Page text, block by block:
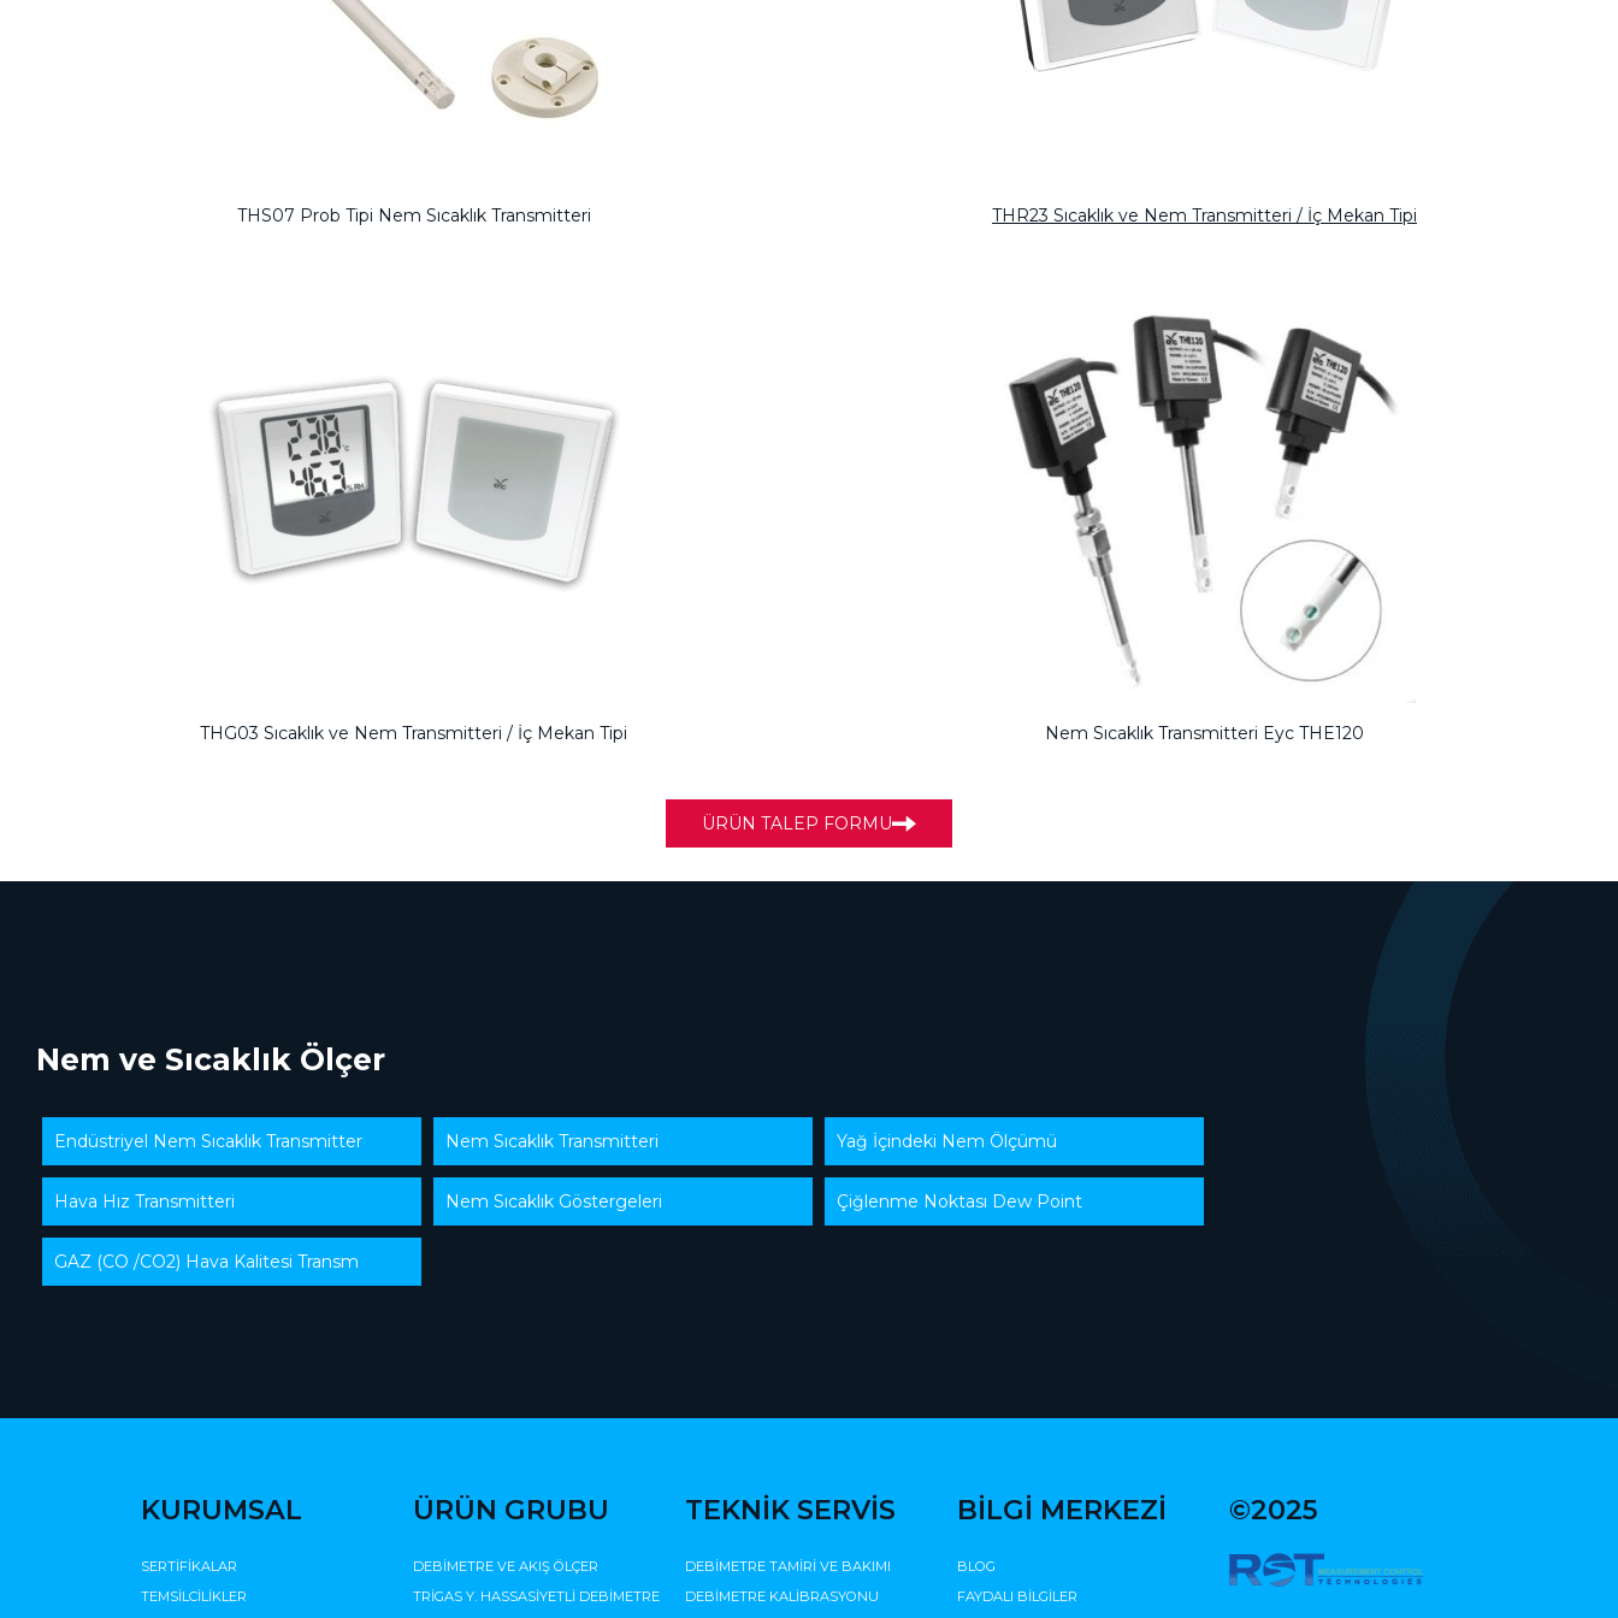
THS07 Prob Tipi Nem Sıcaklık Transmitteri THR23 Sıcaklık ve Nem Transmitteri / İç Mekan Tipi
THG03 Sıcaklık ve Nem Transmitteri / İç Mekan Tipi Nem Sıcaklık Transmitteri Eyc THE120
ÜRÜN TALEP FORMU
Nem ve Sıcaklık Ölçer
Endüstriyel Nem Sıcaklık Transmitter Nem Sıcaklık Transmitteri Yağ İçindeki Nem Ölçümü
Hava Hız Transmitteri Nem Sıcaklık Göstergeleri Çiğlenme Noktası Dew Point
GAZ (CO /CO2) Hava Kalitesi Transm
KURUMSAL
SERTİFİKALAR
TEMSİLCİLİKLER
ÜRÜN GRUBU
DEBİMETRE VE AKIŞ ÖLÇER
TRİGAS Y. HASSASİYETLİ DEBİMETRE
TEKNİK SERVİS
DEBİMETRE TAMİRİ VE BAKIMI
DEBİMETRE KALİBRASYONU
BİLGİ MERKEZİ
BLOG
FAYDALI BİLGİLER
©2025